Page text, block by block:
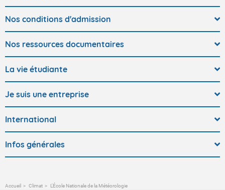
Nos conditions d'admission
Nos ressources documentaires
La vie étudiante
Je suis une entreprise
International
Infos générales
Accueil Climat L'École Nationale de la Météorologie